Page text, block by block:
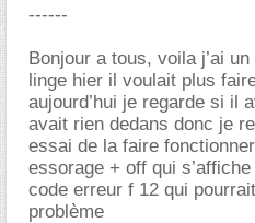
------
Bonjour a tous, voila j’ai
linge hier il voulait plus
aujourd’hui je regarde si il
avait rien dedans donc je
essai de la faire
essorage + off qui
code erreur f 12 qui
problème